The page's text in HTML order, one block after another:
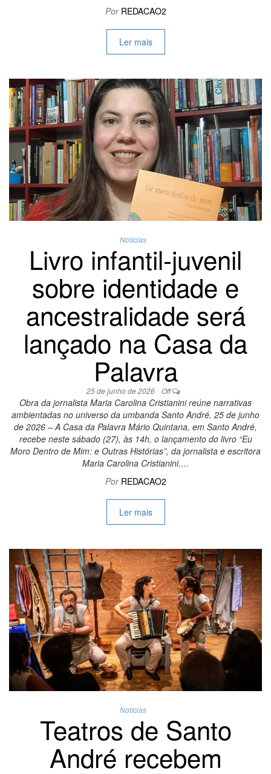
Por REDACAO2
Ler mais
Notícias
Livro infantil-juvenil
sobre identidade e
ancestralidade será
lançado na Casa da
Palavra
25 de junho de 2026 Off
Obra da jornalista Maria Carolina Cristianini reúne narrativas
ambientadas no universo da umbanda Santo André, 25 de junho
de 2026 – A Casa da Palavra Mário Quintana, em Santo André,
recebe neste sábado (27), às 14h, o lançamento do livro “Eu
Moro Dentro de Mim: e Outras Histórias”, da jornalista e escritora
Maria Carolina Cristianini.…
Por REDACAO2
Ler mais
Notícias
Teatros de Santo
André recebem